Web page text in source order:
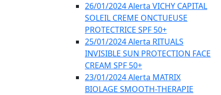
26/01/2024 Alerta VICHY CAPITAL
SOLEIL CREME ONCTUEUSE
PROTECTRICE SPF 50+
25/01/2024 Alerta RITUALS
INVISIBLE SUN PROTECTION FACE
CREAM SPF 50+
23/01/2024 Alerta MATRIX
BIOLAGE SMOOTH-THERAPIE